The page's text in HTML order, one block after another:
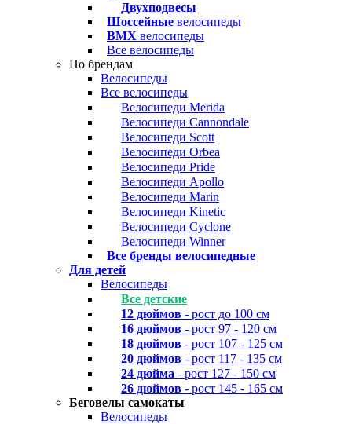
Двухподвесы
Шоссейные велосипеды
BMX велосипеды
Все велосипеды
По брендам
Велосипеды
Все велосипеды
Велосипеди Merida
Велосипеди Cannondale
Велосипеди Scott
Велосипеди Orbea
Велосипеди Pride
Велосипеди Apollo
Велосипеди Marin
Велосипеди Kinetic
Велосипеди Cyclone
Велосипеди Winner
Все бренды велосипедные
Для детей
Велосипеды
Все детские
12 дюймов - рост до 100 см
16 дюймов - рост 97 - 120 см
18 дюймов - рост 107 - 125 см
20 дюймов - рост 117 - 135 см
24 дюйма - рост 127 - 150 см
26 дюймов - рост 145 - 165 см
Беговелы самокаты
Велосипеды